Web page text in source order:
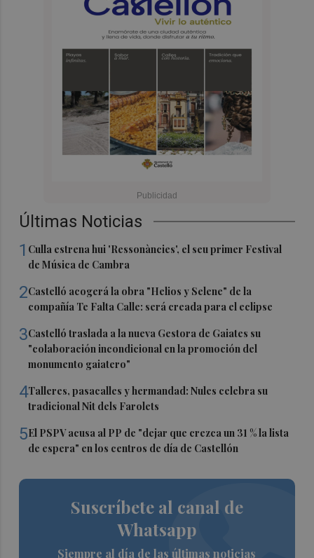
Últimas Noticias
1 Culla estrena hui 'Ressonàncies', el seu primer Festival
de Música de Cambra
2Castelló acogerá la obra "Helios y Selene" de la
compañía Te Falta Calle: será creada para el eclipse
3Castelló traslada a la nueva Gestora de Gaiates su
"colaboración incondicional en la promoción del
monumento gaiatero"
4Talleres, pasacalles y hermandad: Nules celebra su
tradicional Nit dels Farolets
5El PSPV acusa al PP de "dejar que crezca un 31 % la lista
de espera" en los centros de día de Castellón
Suscríbete al canal de
Whatsapp
Siempre al día de las últimas noticias